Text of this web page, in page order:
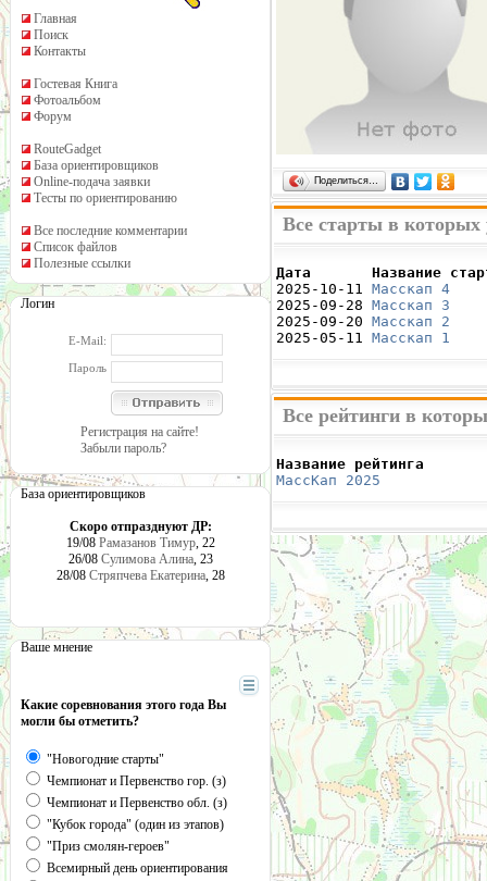
Главная
Поиск
Контакты
Гостевая Книга
Фотоальбом
Форум
RouteGadget
База ориентировщиков
Online-подача заявки
Тесты по ориентированию
Все последние комментарии
Список файлов
Полезные ссылки
Логин
E-Mail:
Пароль
Регистрация на сайте!
Забыли пароль?
База ориентировщиков
Скоро отпразднуют ДР:
19/08 Рамазанов Тимур, 22
26/08 Сулимова Алина, 23
28/08 Стряпчева Екатерина, 28
Ваше мнение
Какие соревнования этого года Вы
могли бы отметить?
"Новогодние старты"
Чемпионат и Первенство гор. (з)
Чемпионат и Первенство обл. (з)
"Кубок города" (один из этапов)
"Приз смолян-героев"
Всемирный день ориентирования
Поделиться…
Все старты в которых
Дата       Название
2025-10-11 Масскап 4
2025-09-28 Масскап 3
2025-09-20 Масскап 2
2025-05-11 Масскап 1
Все рейтинги в
Название рейтинга
МассКап 2025